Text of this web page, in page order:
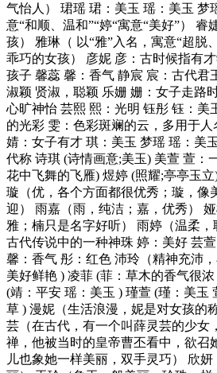
气怡人） 珺瑶 珺：美玉 瑶：美玉 梦
意“和顺、温和”“婷“寓意“美好”） 睿
孩） 雅琳（ 以“雅”入名，寓意“超脱
乖巧的女孩） 彦妮 彦：古时候指有
孩子 馨蕊 馨：香气 静宸 宸：古代君
淑颖 贤淑，聪颖 乐姗 姗：女子走路
心旷神怡 芸熙 熙：光明 钰彤 钰：美
的光彩 雯：色彩斑斓的云，多用于
婧：女子有才 琪：美玉 梦瑶 瑶：美
代称 诗琪 (诗情画意;美玉) 美萱 萱：
花中飞舞的飞雁) 煜婷 (照耀;亭亭玉
璇（优，各个方面都很优秀；璇，像
迎） 雨嘉（雨，纯洁；嘉，优秀）
雅；楠只是名字好听） 雨婷（温柔，
古代传说中的一种神珠 婷：美好 芸
馨：香气 彤：红色 沛玲（精神充沛
美好鲜艳 ) 凌菲 (菲：草木的香气很
(靖：平安 瑶：美玉 ) 瑾萱 (瑾：美玉
草 ) 漫妮（生活浪漫，妮是对女孩的
芸（在古代，有一个叫薛灵芸的少女
禅，他被当时的皇帝曹丕看中，欲召
儿也象她一样美丽，双手灵巧） 欣